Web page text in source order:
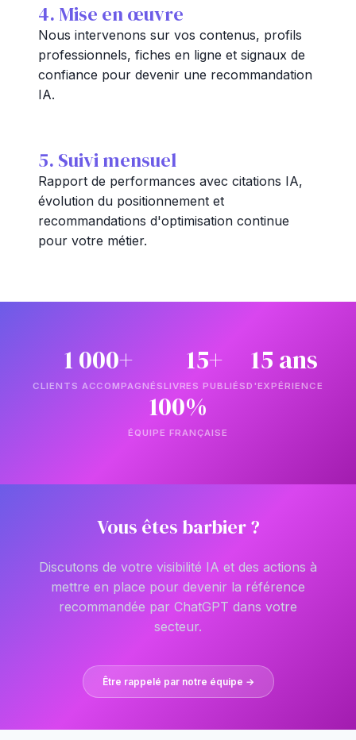
4. Mise en œuvre
Nous intervenons sur vos contenus, profils
professionnels, fiches en ligne et signaux de
confiance pour devenir une recommandation
IA.
5. Suivi mensuel
Rapport de performances avec citations IA,
évolution du positionnement et
recommandations d'optimisation continue
pour votre métier.
1 000+
CLIENTS ACCOMPAGNÉS
15+
LIVRES PUBLIÉS
15 ans
D'EXPÉRIENCE
100%
ÉQUIPE FRANÇAISE
Vous êtes barbier ?
Discutons de votre visibilité IA et des actions à
mettre en place pour devenir la référence
recommandée par ChatGPT dans votre
secteur.
Être rappelé par notre équipe →